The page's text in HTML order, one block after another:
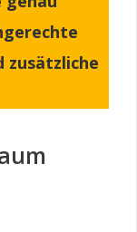
zusätzliche